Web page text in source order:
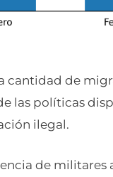
cantidad de
las políticas
ilegal.
de